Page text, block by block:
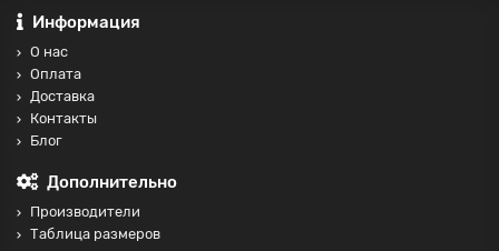
Информация
О нас
Оплата
Доставка
Контакты
Блог
Дополнительно
Производители
Таблица размеров